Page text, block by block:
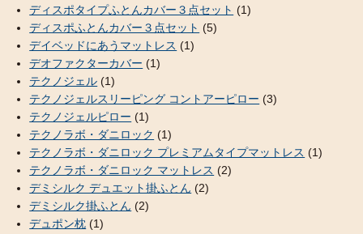
ディスポタイプふとんカバー３点セット (1)
ディスポふとんカバー３点セット (5)
デイベッドにあうマットレス (1)
デオファクターカバー (1)
テクノジェル (1)
テクノジェルスリーピング コントアーピロー (3)
テクノジェルピロー (1)
テクノラボ・ダニロック (1)
テクノラボ・ダニロック プレミアムタイプマットレス (1)
テクノラボ・ダニロック マットレス (2)
デミシルク デュエット掛ふとん (2)
デミシルク掛ふとん (2)
デュポン枕 (1)